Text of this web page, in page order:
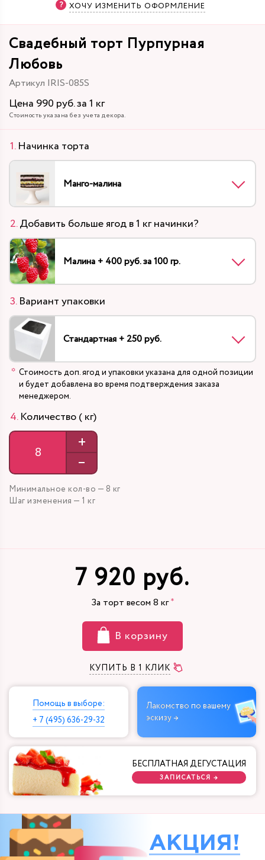
ХОЧУ ИЗМЕНИТЬ ОФОРМЛЕНИЕ
Свадебный торт Пурпурная
Любовь
Артикул IRIS-085S
Цена 990 руб. за 1 кг
Стоимость указана без учета декора.
Начинка торта
Манго-малина
Добавить больше ягод в 1 кг начинки?
Малина + 400 руб. за 100 гр.
Вариант упаковки
Стандартная + 250 руб.
Стоимость доп. ягод и упаковки указана для одной позиции
и будет добавлена во время подтверждения заказа
менеджером.
Количество ( кг)
+
–
Минимальное кол-во — 8 кг
Шаг изменения — 1 кг
7 920 руб.
За торт весом 8 кг
В корзину
КУПИТЬ В 1 КЛИК
Помощь в выборе:
+ 7 (495) 636-29-32
Лакомство по вашему
эскизу →
БЕСПЛАТНАЯ ДЕГУСТАЦИЯ
ЗАПИСАТЬСЯ →
АКЦИЯ!